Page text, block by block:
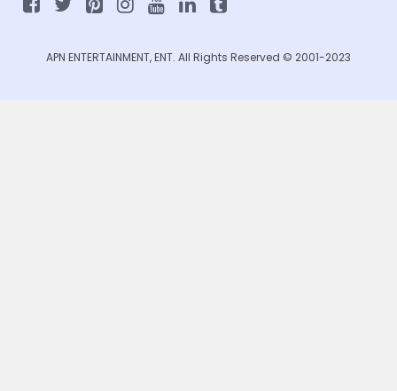
APN ENTERTAINMENT, ENT. All Rights Reserved © 2001-2023